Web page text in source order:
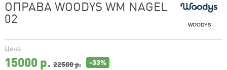
WOODYS
ОПРАВА WOODYS WM NAGEL
02
Цена:
15000р. 22500 р. -33%